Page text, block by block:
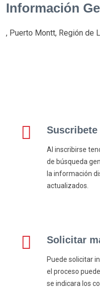
Información
, Puerto Montt, Región de
Suscribete
Al inscribirse
de búsqueda
la información
actualizados.
Solicitar
Puede solicitar
el proceso
se indicara los